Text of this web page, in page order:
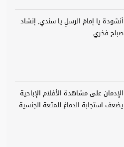
أنشودة يا إمامَ الرسلِ يا سندي, إنشاد
صباح فخري
الإدمان على مشاهدة الأفلام الإباحية
يضعف استجابة الدماغ للمتعة الجنسية